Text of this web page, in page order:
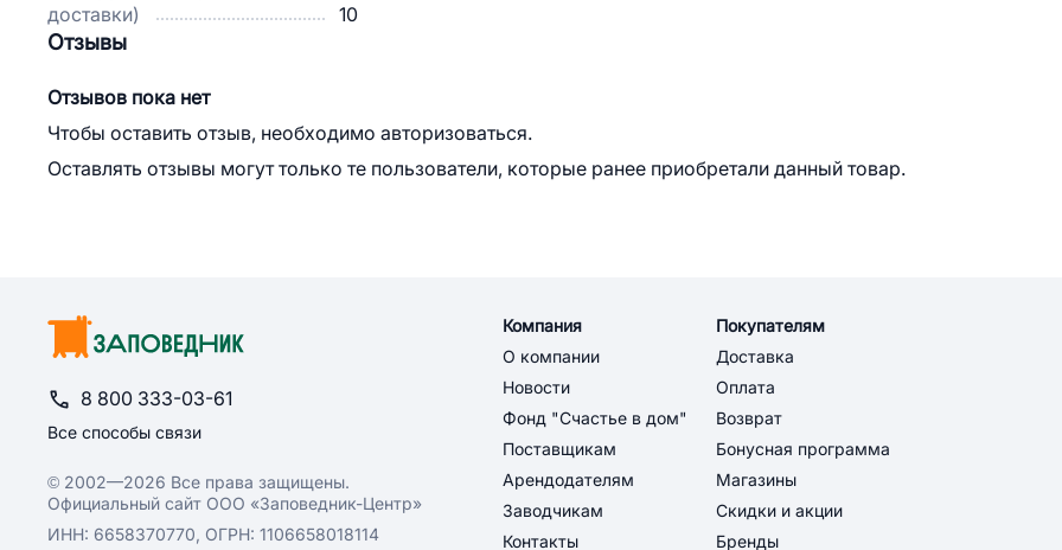
доставки)
10
Отзывы
Отзывов пока нет
Чтобы оставить отзыв, необходимо авторизоваться.
Оставлять отзывы могут только те пользователи, которые ранее приобретали данный товар.
8 800 333-03-61
Все способы связи
© 2002—2026 Все права защищены.
Официальный сайт ООО «Заповедник-Центр»
ИНН: 6658370770, ОГРН: 1106658018114
Компания
О компании
Новости
Фонд "Счастье в дом"
Поставщикам
Арендодателям
Заводчикам
Контакты
Покупателям
Доставка
Оплата
Возврат
Бонусная программа
Магазины
Скидки и акции
Бренды